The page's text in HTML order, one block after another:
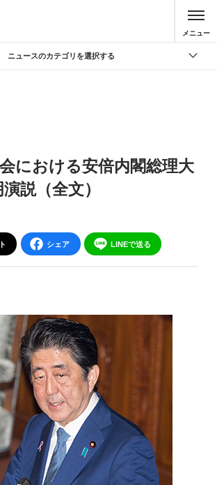
メニュー
ニュースのカテゴリを選択する
お知らせ
における安倍内閣総理大
説（全文）
シェア LINEで送る